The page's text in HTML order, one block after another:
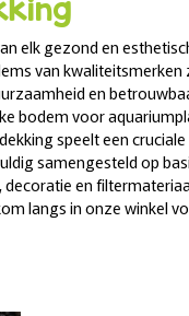
elk gezond en
van kwaliteitsmerken
en
bodem voor
speelt een
samengesteld op
en
langs in onze winkel